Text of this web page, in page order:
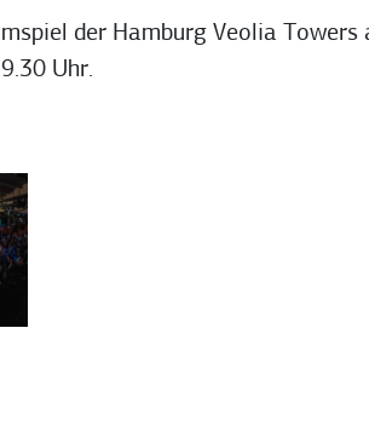
der Hamburg Veolia
Uhr.